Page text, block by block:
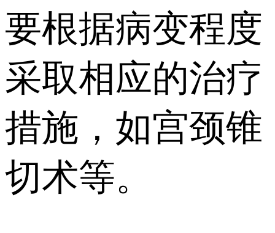
要根据病变程度
采取相应的治疗
措施，如宫颈锥
切术等。